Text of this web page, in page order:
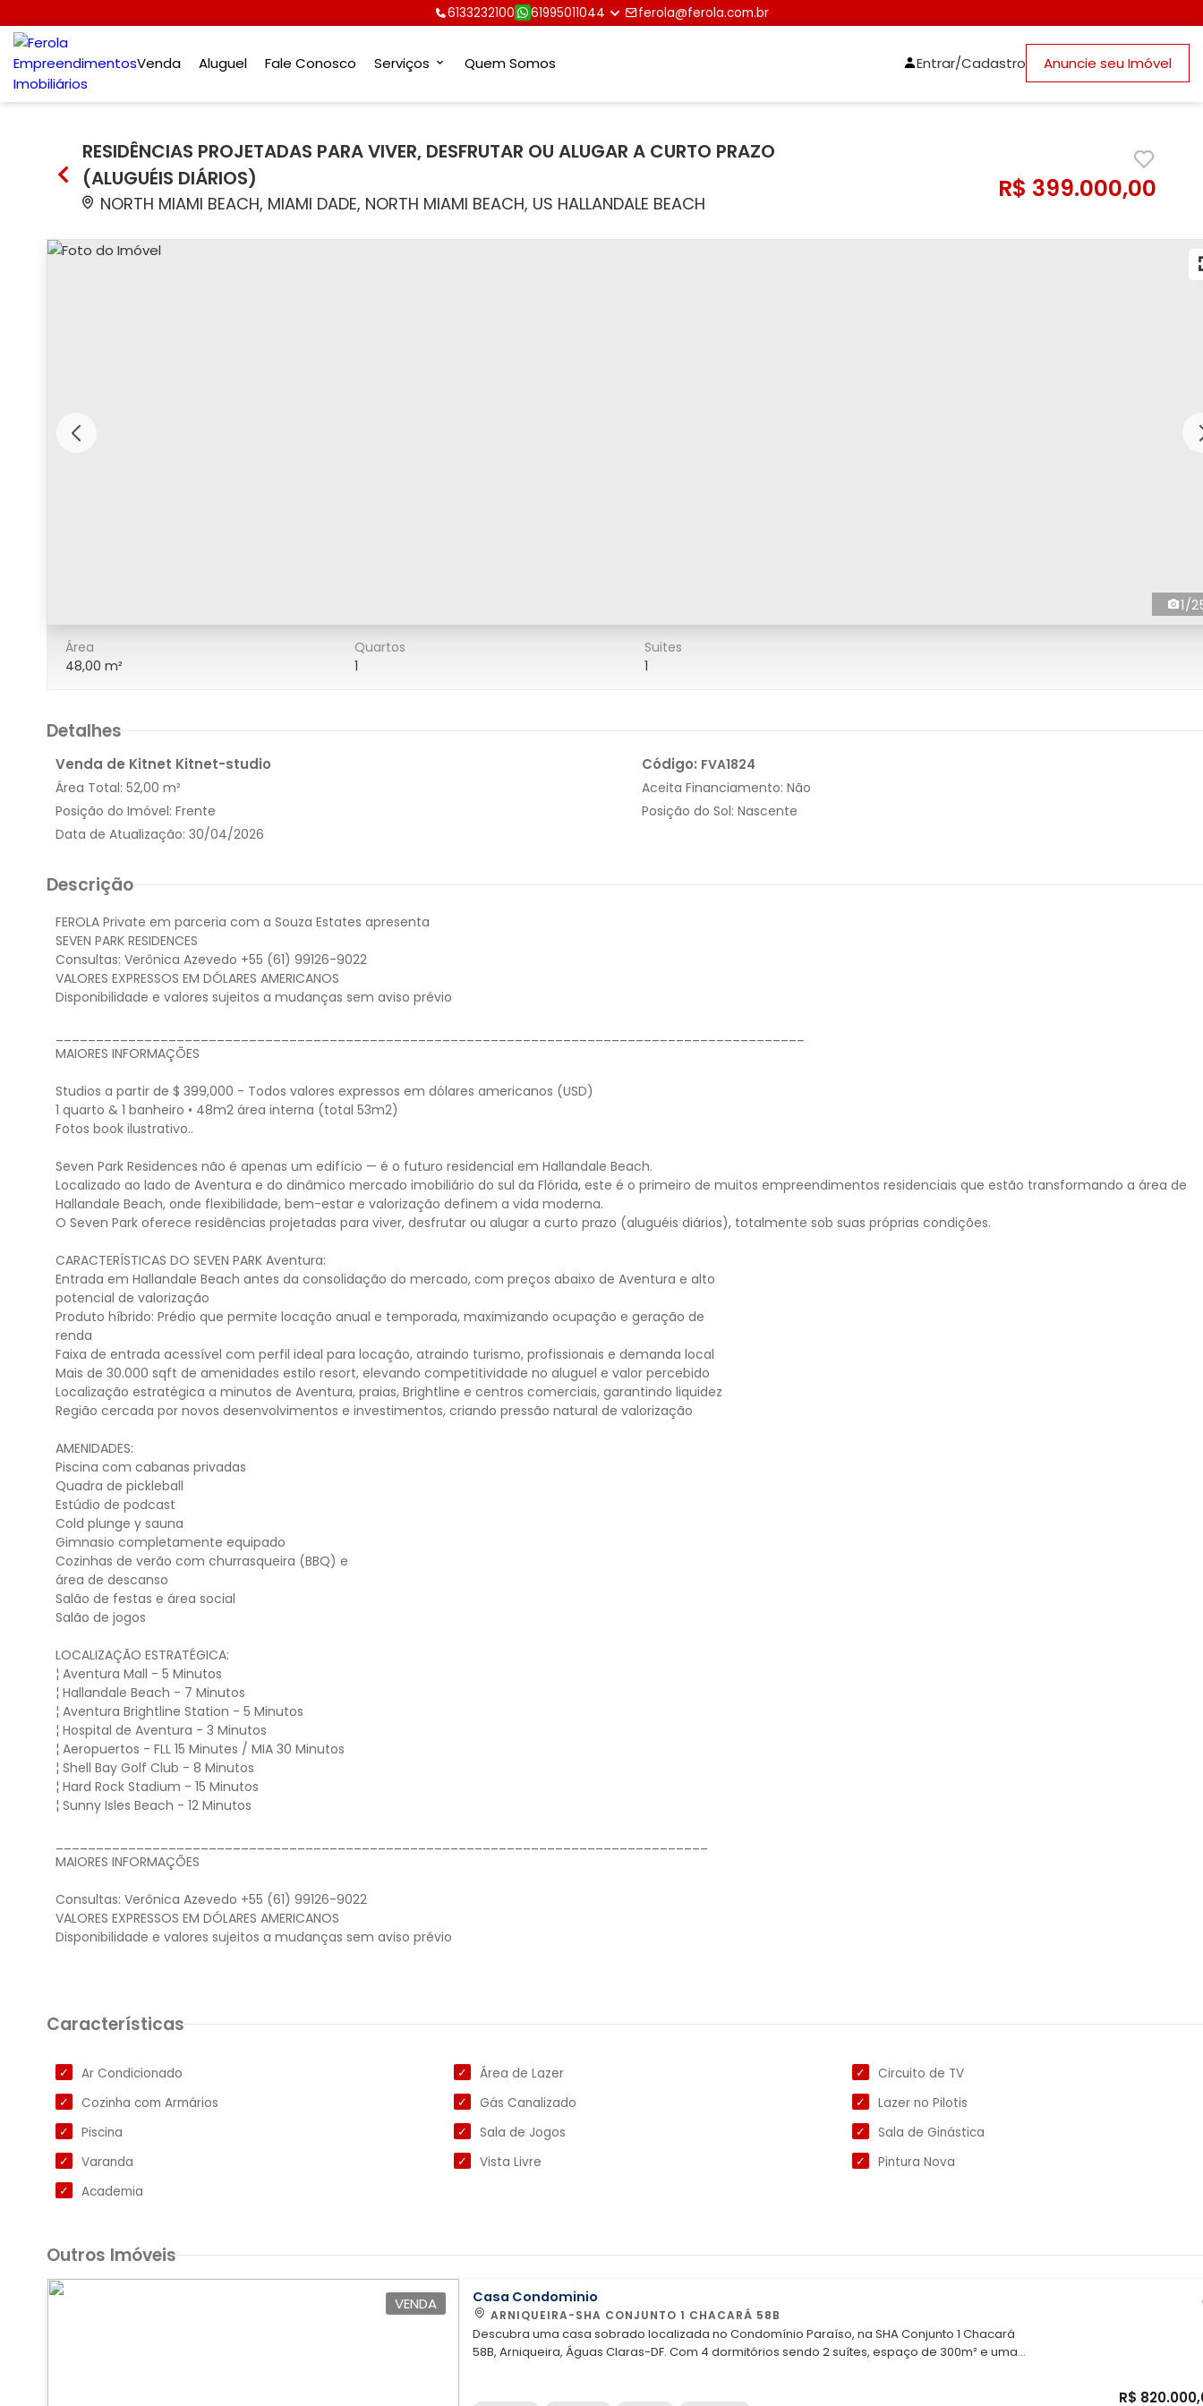
6133232100 61995011044 ferola@ferola.com.br
Venda Aluguel Fale Conosco Serviços Quem Somos Entrar/Cadastro Anuncie seu Imóvel
RESIDÊNCIAS PROJETADAS PARA VIVER, DESFRUTAR OU ALUGAR A CURTO PRAZO
(ALUGUÉIS DIÁRIOS)
NORTH MIAMI BEACH, MIAMI DADE, NORTH MIAMI BEACH, US HALLANDALE BEACH R$ 399.000,00
1/
Área
48,00 m²
Quartos
1
Suites
1
Detalhes
Venda de Kitnet Kitnet-studio Código: FVA1824
Área Total: 52,00 m² Aceita Financiamento: Não
Posição do Imóvel: Frente Posição do Sol: Nascente
Data de Atualização: 30/04/2026
Descrição
FEROLA Private em parceria com a Souza Estates apresenta
SEVEN PARK RESIDENCES
Consultas: Verônica Azevedo +55 (61) 99126-9022
VALORES EXPRESSOS EM DÓLARES AMERICANOS
Disponibilidade e valores sujeitos a mudanças sem aviso prévio
MAIORES INFORMAÇÕES
Studios a partir de $ 399,000 - Todos valores expressos em dólares americanos (USD)
1 quarto & 1 banheiro • 48m2 área interna (total 53m2)
Fotos book ilustrativo..
Seven Park Residences não é apenas um edifício — é o futuro residencial em Hallandale Beach.
Localizado ao lado de Aventura e do dinâmico mercado imobiliário do sul da Flórida, este é o primeiro de muitos empreendimentos residenciais que estão transformando a área de
Hallandale Beach, onde flexibilidade, bem-estar e valorização definem a vida moderna.
O Seven Park oferece residências projetadas para viver, desfrutar ou alugar a curto prazo (aluguéis diários), totalmente sob suas próprias condições.
CARACTERÍSTICAS DO SEVEN PARK Aventura:
Entrada em Hallandale Beach antes da consolidação do mercado, com preços abaixo de Aventura e alto
potencial de valorização
Produto híbrido: Prédio que permite locação anual e temporada, maximizando ocupação e geração de
renda
Faixa de entrada acessível com perfil ideal para locação, atraindo turismo, profissionais e demanda local
Mais de 30.000 sqft de amenidades estilo resort, elevando competitividade no aluguel e valor percebido
Localização estratégica a minutos de Aventura, praias, Brightline e centros comerciais, garantindo liquidez
Região cercada por novos desenvolvimentos e investimentos, criando pressão natural de valorização
AMENIDADES:
Piscina com cabanas privadas
Quadra de pickleball
Estúdio de podcast
Cold plunge y sauna
Gimnasio completamente equipado
Cozinhas de verão com churrasqueira (BBQ) e
área de descanso
Salão de festas e área social
Salão de jogos
LOCALIZAÇÃO ESTRATÉGICA:
¦ Aventura Mall - 5 Minutos
¦ Hallandale Beach - 7 Minutos
¦ Aventura Brightline Station - 5 Minutos
¦ Hospital de Aventura - 3 Minutos
¦ Aeropuertos - FLL 15 Minutes / MIA 30 Minutos
¦ Shell Bay Golf Club - 8 Minutos
¦ Hard Rock Stadium - 15 Minutos
¦ Sunny Isles Beach - 12 Minutos
MAIORES INFORMAÇÕES
Consultas: Verônica Azevedo +55 (61) 99126-9022
VALORES EXPRESSOS EM DÓLARES AMERICANOS
Disponibilidade e valores sujeitos a mudanças sem aviso prévio
Características
Ar Condicionado Área de Lazer
Circuito de TV
Cozinha com Armários
Gás Canalizado
Lazer no Pilotis
Piscina
Sala de Jogos
Sala de Ginástica
Varanda
Vista Livre
Pintura Nova
Academia
Outros Imóveis
VENDA Casa Condominio
ARNIQUEIRA-SHA CONJUNTO 1 CHACARÁ 58B
Descubra uma casa sobrado localizada no Condomínio Paraíso, na SHA Conjunto 1 Chacará
58B, Arniqueira, Águas Claras-DF. Com 4 dormitórios sendo 2 suítes, espaço de 300m² e uma
R$